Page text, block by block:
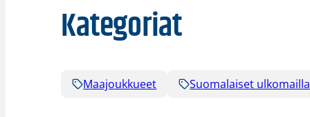
Kategoriat
Maajoukkueet Suomalaiset ulkomailla